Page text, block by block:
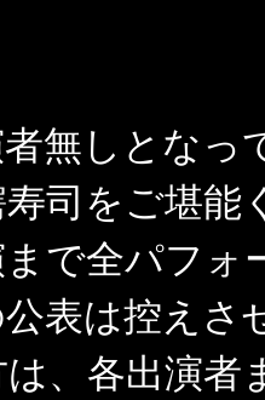
無しとなっ
司をご堪能
で全パフォ
表は控えさ
、各出演者